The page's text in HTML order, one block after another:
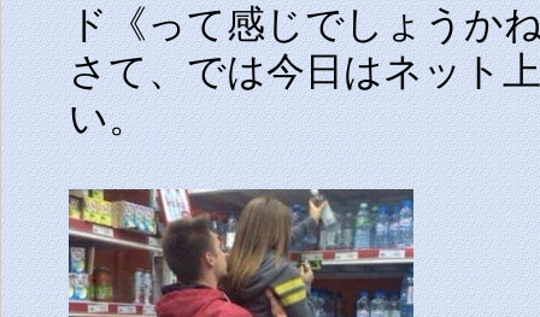
ド《って感じでしょうか
さて、では今日はネット
い。